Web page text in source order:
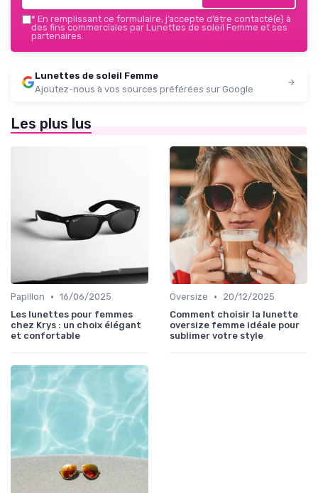
* En remplissant ce formulaire, j’accepte d’être contacté(e) à
des fins commerciales par Lunettes de soleil Femme et ses
partenaires.
Lunettes de soleil Femme
Ajoutez-nous à vos sources préférées sur Google
Les plus lus
Papillon • 16/06/2025
Les lunettes pour femmes
chez Krys : un choix élégant
et confortable
Oversize •
20/12/2025
Comment choisir la lunette
oversize femme idéale pour
sublimer votre style